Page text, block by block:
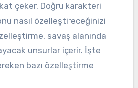
çeker. Doğru karakteri
nasıl özelleştireceğinizi
savaş alanında
unsurlar içerir. İşte
bazı özelleştirme